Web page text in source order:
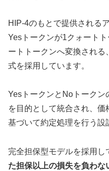
HIP-4のもとで提供される
Yesトークンが1クォート
ートトークンへ変換され
式を採用しています。
YesトークンとNoトーク
を目的として統合され、
基づいて約定処理を行う設
完全担保型モデルを採用し
た担保以上の損失を負わな